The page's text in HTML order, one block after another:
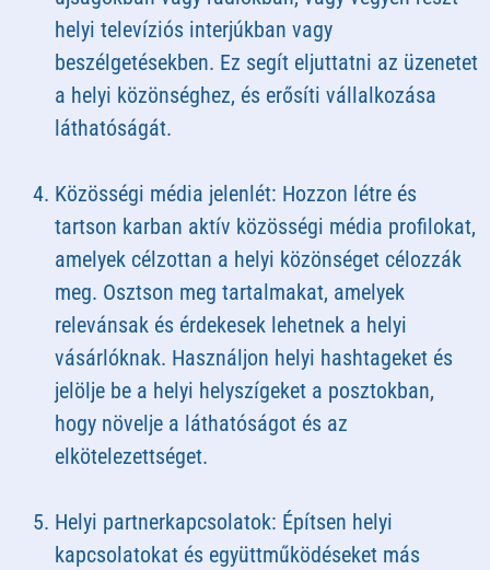
helyi televíziós interjúkban vagy
beszélgetésekben. Ez segít eljuttatni az üzenetet
a helyi közönséghez, és erősíti vállalkozása
láthatóságát.
Közösségi média jelenlét: Hozzon létre és
tartson karban aktív közösségi média profilokat,
amelyek célzottan a helyi közönséget célozzák
meg. Osztson meg tartalmakat, amelyek
relevánsak és érdekesek lehetnek a helyi
vásárlóknak. Használjon helyi hashtageket és
jelölje be a helyi helyszígeket a posztokban,
hogy növelje a láthatóságot és az
elkötelezettséget.
Helyi partnerkapcsolatok: Építsen helyi
kapcsolatokat és együttműködéseket más